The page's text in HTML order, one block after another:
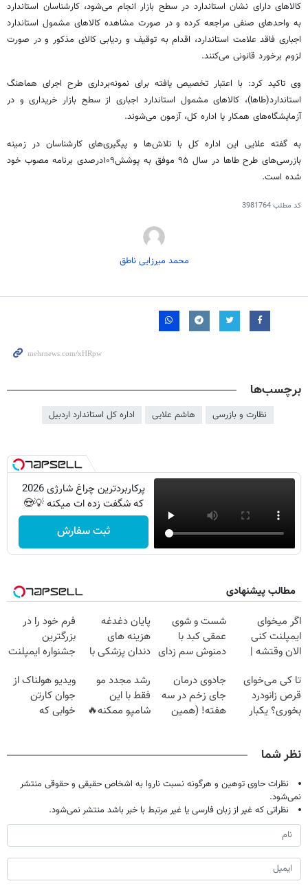
کالاهای دارای نشان استاندارد در سطح بازار انجام می‌شود، کارشناسان استاندارد
به واحدهای صنفی مراجعه کرده و در صورت مشاهده کالاهای مشمول استاندارد
اجباری فاقد علامت استاندارد، اقدام به توقیف و ردیابی کالای مذکور و در صورت
لزوم برخورد قانونی می‌کنند.
وی تاکید کرد: با اعتبار تخصیص ‌یافته برای نمونه‌برداری طرح اجرای هماهنگ
استاندارد(طاها)، کالاهای مشمول استاندارد اجباری از سطح بازار خریداری و در
آزمایشگاه‌های همکار یا اداره کل، آزمون می‌شوند.
به گفته علایی این اداره‌ کل با تلاش‌ها و پیگیری‌های کارشناسان در زمینه
بازرسی‌های طرح طاها در سال ۹۵ موفق به پوشش۱۰۹درصدی برنامه مصوب خود
شده است.
کد مطلب3981764
محمد میرزایی ناطق
برچسب‌ها
نظارت و بازرسی هاشم علایی اداره کل استاندارد اردبیل
پرکاربردترین چراغ شارژی 2026
که شگفت زده ات میکنه 💡😍
ثبت سفارش
مطالب پیشنهادی
اگر میخوای
ایمپلنت کنی
الان وقتشه |
میلیون تومان!!!
شست و شوی
عمقی کبد با
دمنوش سم زدای
پایان دغدغه
هزینه های
دندان پزشکی با
خانگی
فرم خود را در
بزرگترین
جشنواره ایمپلنت
فقط ۲۵ میلیون
تا کی می‌خوای
قرص زانودرد
بخوری؟ یکبار
جادوی درمان
جای زخم در سه
هفته! (همین
رشد مجدد مو
فقط با این
شامپو ممکنه🔥
ویدیو هولناک از
جوان کارتن
خوابی که
نظر شما
نظرات حاوی توهین و هرگونه نسبت ناروا به اشخاص حقیقی و حقوقی منتشر
نمی‌شود.
نظراتی که غیر از زبان فارسی یا غیر مرتبط با خبر باشد منتشر نمی‌شود.